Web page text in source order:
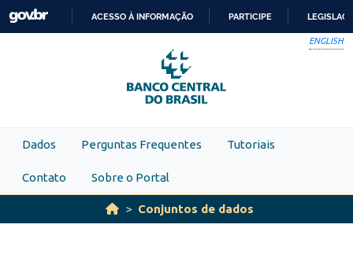
Skip to main content
PARA
O
CONTEÚDO
ACESSO À INFORMAÇÃO PARTICIPE
ENGLISH
Dados Perguntas Frequentes Tutoriais
Contato Sobre o Portal
Conjuntos de dados